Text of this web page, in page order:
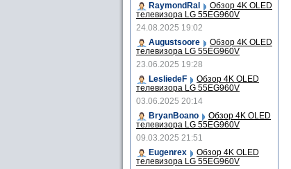
RaymondRal
Обзор 4K OLED
телевизора LG 55EG960V
24.08.2025 19:02
Augustsoore
Обзор 4K OLED
телевизора LG 55EG960V
23.06.2025 19:28
LesliedeF
Обзор 4K OLED
телевизора LG 55EG960V
03.06.2025 20:14
BryanBoano
Обзор 4K OLED
телевизора LG 55EG960V
09.03.2025 21:51
Eugenrex
Обзор 4K OLED
телевизора LG 55EG960V